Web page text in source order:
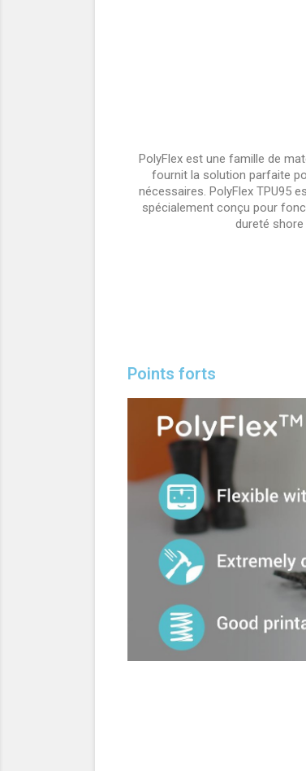
PolyFlex est une famille de
fournit la solution parfaite
nécessaires. PolyFlex TPU95
spécialement conçu pour
dureté shore
Points forts